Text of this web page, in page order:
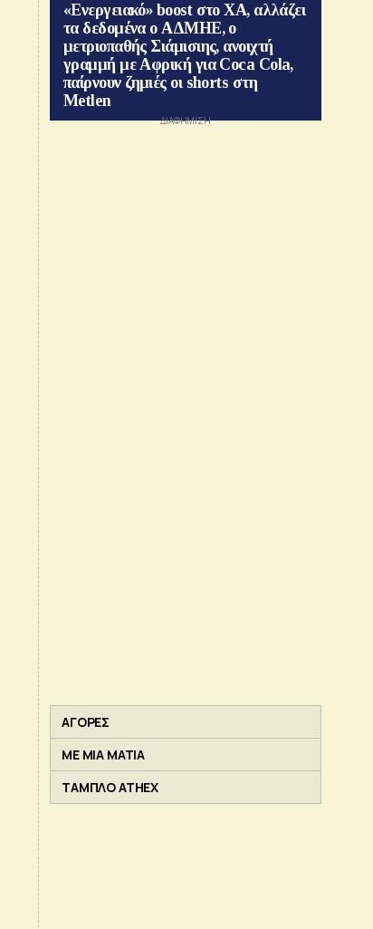
«Ενεργειακό» boost στο ΧΑ, αλλάζει
τα δεδομένα ο ΑΔΜΗΕ, ο
μετριοπαθής Σιάμισιης, ανοιχτή
γραμμή με Αφρική για Coca Cola,
παίρνουν ζημιές οι shorts στη
Metlen
ΑΓΟΡΕΣ
ΜΕ ΜΙΑ ΜΑΤΙΑ
ΤΑΜΠΛΟ ATHEX